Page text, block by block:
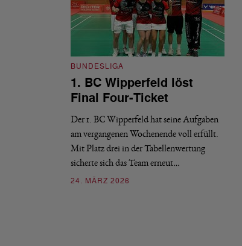
BUNDESLIGA
1. BC Wipperfeld löst
Final Four-Ticket
Der 1. BC Wipperfeld hat seine Aufgaben
am vergangenen Wochenende voll erfüllt.
Mit Platz drei in der Tabellenwertung
sicherte sich das Team erneut…
24. MÄRZ 2026